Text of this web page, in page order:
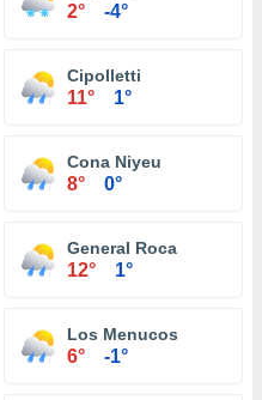
2° -4°
Cipolletti
11° 1°
Cona Niyeu
8° 0°
General Roca
12° 1°
Los Menucos
6° -1°